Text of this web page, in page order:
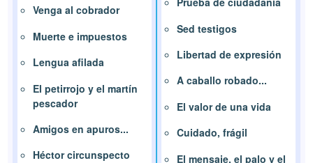
Venga al cobrador
Muerte e impuestos
Lengua afilada
El petirrojo y el martín
pescador
Amigos en apuros...
Héctor circunspecto
Sed testigos
Libertad de expresión
A caballo robado...
El valor de una vida
Cuidado, frágil
El mensaje, el palo y el